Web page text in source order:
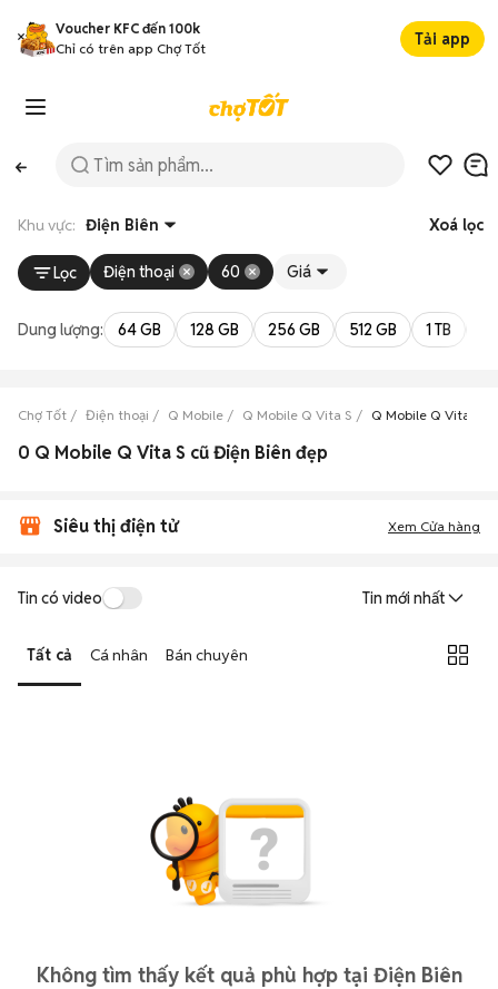
Voucher KFC đến 100k
Chỉ có trên app Chợ Tốt
Tải app
Khu vực: Điện Biên Xoá lọc
Lọc Điện thoại 60 Giá
Dung lượng: 64 GB 128 GB 256 GB 512 GB 1 TB
Chợ Tốt Điện thoại Q Mobile Q Mobile Q Vita S Q Mobile Q Vita S
0 Q Mobile Q Vita S cũ Điện Biên đẹp
Siêu thị điện tử Xem Cửa hàng
Tin có video Tin mới nhất
Tất cả Cá nhân Bán chuyên
Không tìm thấy kết quả phù hợp tại Điện Biên